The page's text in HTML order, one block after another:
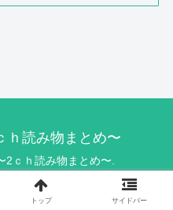
ｈ読み物まとめ〜
ｃｈ読み物まとめ〜.
トップ サイドバー